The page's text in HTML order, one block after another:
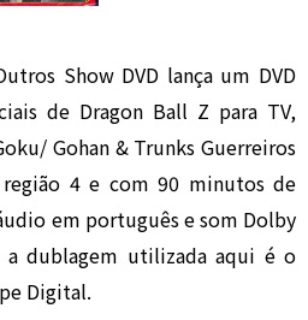
Show DVD lança um DVD
de Dragon Ball Z para TV,
Gohan & Trunks Guerreiros
4 e com 90 minutos de
em português e som Dolby
a dublagem utilizada aqui é o
Digital.